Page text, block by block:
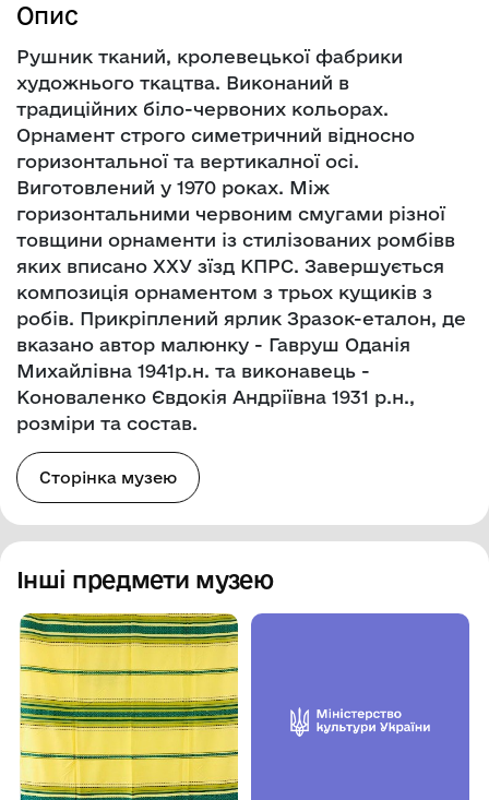
Опис
Рушник тканий, кролевецької фабрики
художнього ткацтва. Виконаний в
традиційних біло-червоних кольорах.
Орнамент строго симетричний відносно
горизонтальної та вертикалної осі.
Виготовлений у 1970 роках. Між
горизонтальними червоним смугами різної
товщини орнаменти із стилізованих ромбівв
яких вписано ХХУ зїзд КПРС. Завершується
композиція орнаментом з трьох кущиків з
робів. Прикріплений ярлик Зразок-еталон, де
вказано автор малюнку - Гавруш Оданія
Михайлівна 1941р.н. та виконавець -
Коноваленко Євдокія Андріївна 1931 р.н.,
розміри та состав.
Сторінка музею
Інші предмети музею